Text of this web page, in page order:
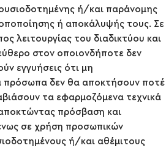
ή/και παράνομης
ή αποκάλυψής τους. Σε
λειτουργίας του διαδικτύου και
στον οποιονδήποτε δεν
εγγυήσεις ότι μη
πρόσωπα δεν θα αποκτήσουν ποτέ
τα εφαρμοζόμενα τεχνικά
πρόσβαση και
σε χρήση προσωπικών
ή/και αθέμιτους